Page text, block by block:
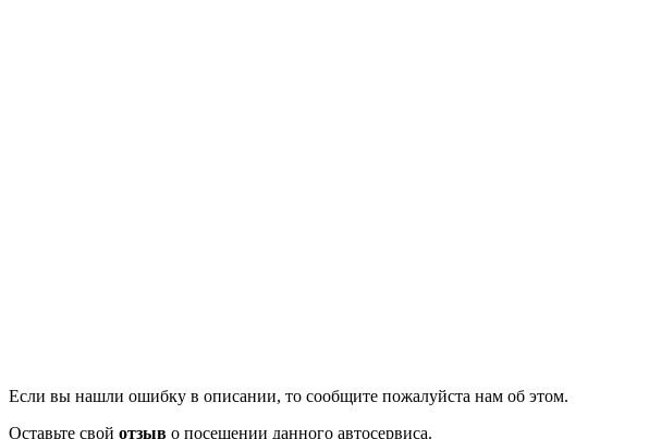
Если вы нашли ошибку в описании, то сообщите пожалуйста нам об этом.
Оставьте свой отзыв о посещении данного автосервиса.